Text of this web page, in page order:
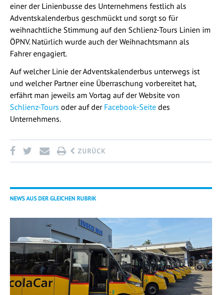
einer der Linienbusse des Unternehmens festlich als
Adventskalenderbus geschmückt und sorgt so für
weihnachtliche Stimmung auf den Schlienz-Tours Linien im
ÖPNV. Natürlich wurde auch der Weihnachtsmann als
Fahrer engagiert.
Auf welcher Linie der Adventskalenderbus unterwegs ist
und welcher Partner eine Überraschung vorbereitet hat,
erfährt man jeweils am Vortag auf der Website von
Schlienz-Tours oder auf der Facebook-Seite des
Unternehmens.
ZURÜCK
NEWS AUS DER GLEICHEN RUBRIK